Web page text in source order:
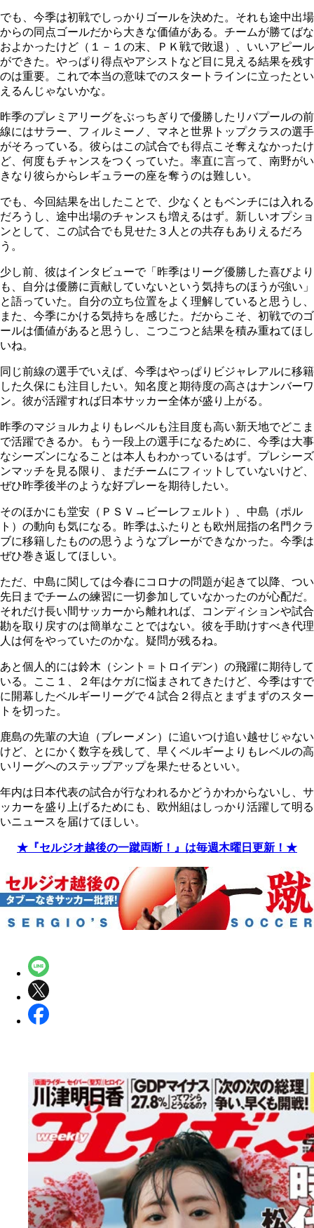
でも、今季は初戦でしっかりゴールを決めた。それも途中出場
からの同点ゴールだから大きな価値がある。チームが勝てばな
およかったけど（１－１の末、ＰＫ戦で敗退）、いいアピール
ができた。やっぱり得点やアシストなど目に見える結果を残す
のは重要。これで本当の意味でのスタートラインに立ったとい
えるんじゃないかな。
昨季のプレミアリーグをぶっちぎりで優勝したリバプールの前
線にはサラー、フィルミーノ、マネと世界トップクラスの選手
がそろっている。彼らはこの試合でも得点こそ奪えなかったけ
ど、何度もチャンスをつくっていた。率直に言って、南野がい
きなり彼らからレギュラーの座を奪うのは難しい。
でも、今回結果を出したことで、少なくともベンチには入れる
だろうし、途中出場のチャンスも増えるはず。新しいオプショ
ンとして、この試合でも見せた３人との共存もありえるだろ
う。
少し前、彼はインタビューで「昨季はリーグ優勝した喜びより
も、自分は優勝に貢献していないという気持ちのほうが強い」
と語っていた。自分の立ち位置をよく理解していると思うし、
また、今季にかける気持ちを感じた。だからこそ、初戦でのゴ
ールは価値があると思うし、こつこつと結果を積み重ねてほし
いね。
同じ前線の選手でいえば、今季はやっぱりビジャレアルに移籍
した久保にも注目したい。知名度と期待度の高さはナンバーワ
ン。彼が活躍すれば日本サッカー全体が盛り上がる。
昨季のマジョルカよりもレベルも注目度も高い新天地でどこま
で活躍できるか。もう一段上の選手になるために、今季は大事
なシーズンになることは本人もわかっているはず。プレシーズ
ンマッチを見る限り、まだチームにフィットしていないけど、
ぜひ昨季後半のような好プレーを期待したい。
そのほかにも堂安（ＰＳＶ→ビーレフェルト）、中島（ポル
ト）の動向も気になる。昨季はふたりとも欧州屈指の名門クラ
ブに移籍したものの思うようなプレーができなかった。今季は
ぜひ巻き返してほしい。
ただ、中島に関しては今春にコロナの問題が起きて以降、つい
先日までチームの練習に一切参加していなかったのが心配だ。
それだけ長い間サッカーから離れれば、コンディションや試合
勘を取り戻すのは簡単なことではない。彼を手助けすべき代理
人は何をやっていたのかな。疑問が残るね。
あと個人的には鈴木（シント＝トロイデン）の飛躍に期待して
いる。ここ１、２年はケガに悩まされてきたけど、今季はすで
に開幕したベルギーリーグで４試合２得点とまずまずのスター
トを切った。
鹿島の先輩の大迫（ブレーメン）に追いつけ追い越せじゃない
けど、とにかく数字を残して、早くベルギーよりもレベルの高
いリーグへのステップアップを果たせるといい。
年内は日本代表の試合が行なわれるかどうかわからないし、サ
ッカーを盛り上げるためにも、欧州組はしっかり活躍して明る
いニュースを届けてほしい。
★『セルジオ越後の一蹴両断！』は毎週木曜日更新！★